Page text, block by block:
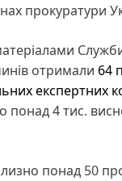
прокуратури
отримали 64
експертних
понад 4 тис.
понад 50